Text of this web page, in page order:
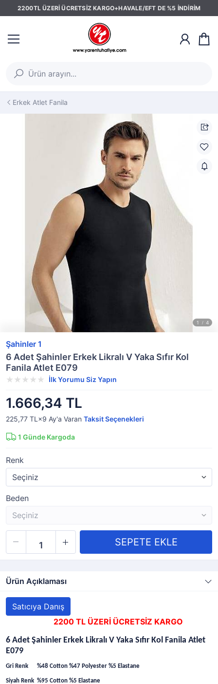
2200TL ÜZERİ ÜCRETSİZ KARGO+HAVALE/EFT DE %5 İNDİRİM
Erkek Atlet Fanila
Şahinler 1
6 Adet Şahinler Erkek Likralı V Yaka Sıfır Kol
Fanila Atlet E079
İlk Yorumu Siz Yapın
1.666,34 TL
225,77 TL×9 Ay'a Varan Taksit Seçenekleri
1 Günde Kargoda
Renk
Beden
Ürün Açıklaması
Satıcıya Danış
2200 TL ÜZERİ ÜCRETSİZ KARGO
6 Adet Şahinler Erkek Likralı V Yaka Sıfır Kol Fanila Atlet
E079
Gri Renk %48 Cotton %47 Polyester %5 Elastane
Siyah Renk %95 Cotton %5 Elastane